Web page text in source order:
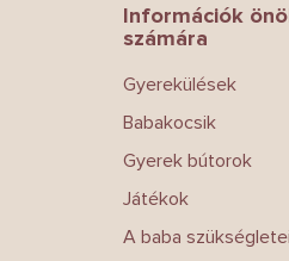
Információk
számára
Gyerekülések
Babakocsik
Gyerek bútorok
Játékok
A baba szükségletei